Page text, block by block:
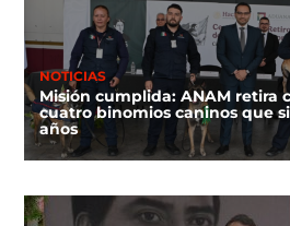
NOTICIAS
Misión cumplida: ANAM retira
cuatro binomios caninos que
años